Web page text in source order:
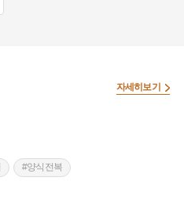
#양식전복
자세히보기